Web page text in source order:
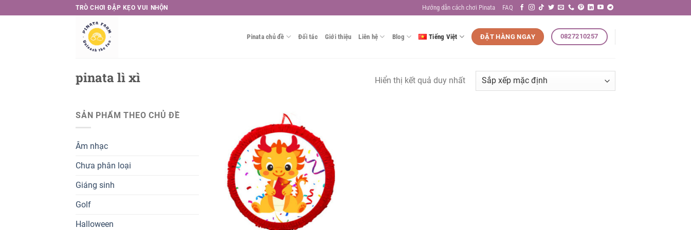
to
TRÒ CHƠI ĐẬP KẸO VUI NHỘN Hướng dẫn cách chơi Pinata FAQ
Pinata chủ đề Đối tác Giới thiệu Liên hệ Blog Tiếng Việt ĐẶT HÀNG NGAY 0827210257
pinata lì xì Hiển thị kết quả duy nhất
SẢN PHẨM THEO CHỦ ĐỀ
Âm nhạc
Chưa phân loại
Giáng sinh
Golf
Halloween